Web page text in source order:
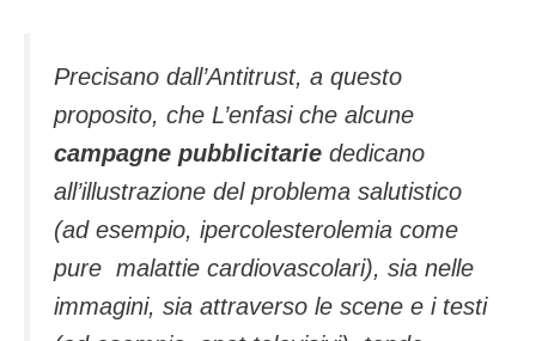
Precisano dall’Antitrust, a questo
proposito, che L’enfasi che alcune
campagne pubblicitarie dedicano
all’illustrazione del problema salutistico
(ad esempio, ipercolesterolemia come
pure malattie cardiovascolari), sia nelle
immagini, sia attraverso le scene e i testi